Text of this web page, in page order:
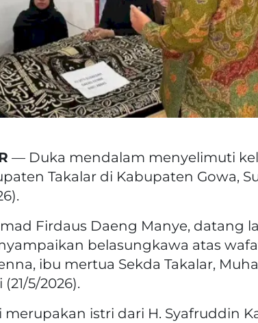
— Duka mendalam menyelimuti
Takalar di Kabupaten Gowa,
Firdaus Daeng Manye, datang
belasungkawa atas
ibu mertua Sekda Takalar,
5/2026).
istri dari H. Syafruddin